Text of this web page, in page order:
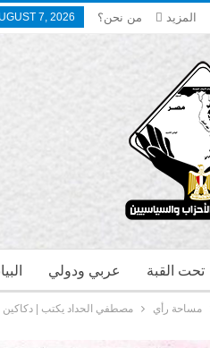
7, 2026 من نحن؟ المزيد
عربي ودولي تحت القبة
مساحة رأي مصطفي الحداد يكتب | دكاكين